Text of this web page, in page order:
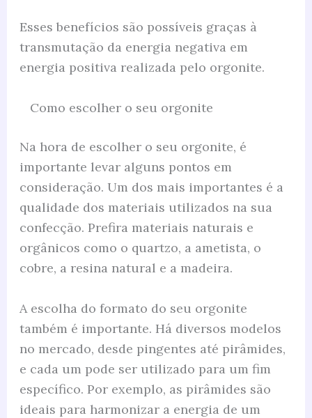
Esses benefícios são possíveis graças à
transmutação da energia negativa em
energia positiva realizada pelo orgonite.
Como escolher o seu orgonite
Na hora de escolher o seu orgonite, é
importante levar alguns pontos em
consideração. Um dos mais importantes é a
qualidade dos materiais utilizados na sua
confecção. Prefira materiais naturais e
orgânicos como o quartzo, a ametista, o
cobre, a resina natural e a madeira.
A escolha do formato do seu orgonite
também é importante. Há diversos modelos
no mercado, desde pingentes até pirâmides,
e cada um pode ser utilizado para um fim
específico. Por exemplo, as pirâmides são
ideais para harmonizar a energia de um